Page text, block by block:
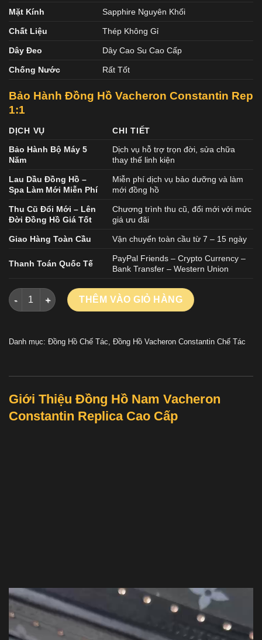
Mặt Kính Sapphire Nguyên Khối
Chất Liệu Thép Không Gỉ
Dây Đeo Dây Cao Su Cao Cấp
Chống Nước Rất Tốt
Bảo Hành Đồng Hồ Vacheron Constantin Rep
1:1
DỊCH VỤ
CHI TIẾT
Bảo Hành Bộ Máy 5
Năm
Dịch vụ hỗ trợ trọn đời, sửa chữa
thay thế linh kiện
Lau Dầu Đồng Hồ –
Spa Làm Mới Miễn Phí
Miễn phí dịch vụ bảo dưỡng và làm
mới đồng hồ
Thu Cũ Đổi Mới – Lên
Đời Đồng Hồ Giá Tốt
Chương trình thu cũ, đổi mới với mức
giá ưu đãi
Giao Hàng Toàn Cầu Vận chuyển toàn cầu từ 7 – 15 ngày
Thanh Toán Quốc Tế
PayPal Friends – Crypto Currency –
Bank Transfer – Western Union
Đồng Hồ Nam Vacheron Constantin Replica Cao Cấp
THÊM VÀO GIỎ HÀNG
Danh mục: Đồng Hồ Chế Tác, Đồng Hồ Vacheron Constantin Chế Tác
Giới Thiệu Đồng Hồ Nam Vacheron
Constantin Replica Cao Cấp